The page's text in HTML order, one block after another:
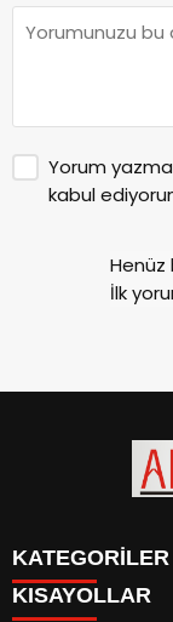
Yorum yazma
kabul
Henüz
İlk
KATEGORİLER
KISAYOLLAR